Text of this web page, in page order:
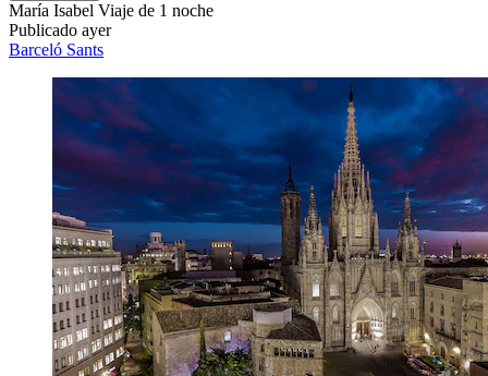
María Isabel Viaje de 1 noche
Publicado ayer
Barceló Sants